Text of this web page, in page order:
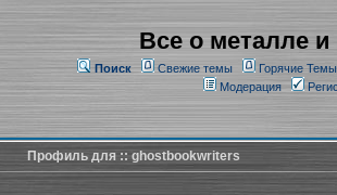
Все о металле и
Поиск Свежие темы Горячие Темы
Модерация
Профиль для :: ghostbookwriters